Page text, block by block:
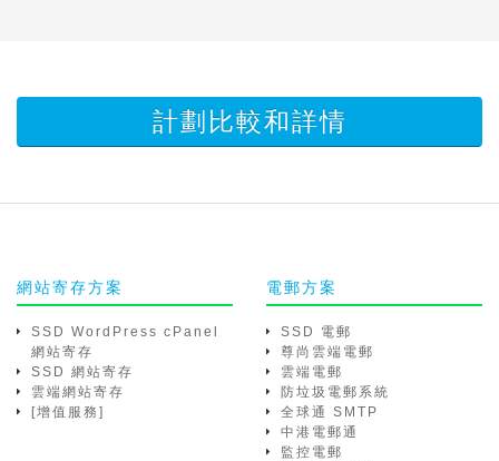
計劃比較和詳情
網站寄存方案
SSD WordPress cPanel
網站寄存
SSD 網站寄存
雲端網站寄存
[增值服務]
電郵方案
SSD 電郵
尊尚雲端電郵
雲端電郵
防垃圾電郵系統
全球通 SMTP
中港電郵通
監控電郵